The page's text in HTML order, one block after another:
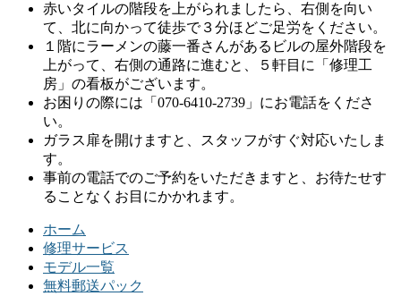
赤いタイルの階段を上がられましたら、右側を向い
て、北に向かって徒歩で３分ほどご足労をください。
１階にラーメンの藤一番さんがあるビルの屋外階段を
上がって、右側の通路に進むと、５軒目に「修理工
房」の看板がございます。
お困りの際には「070-6410-2739」にお電話をくださ
い。
ガラス扉を開けますと、スタッフがすぐ対応いたしま
す。
事前の電話でのご予約をいただきますと、お待たせす
ることなくお目にかかれます。
ホーム
修理サービス
モデル一覧
無料郵送パック